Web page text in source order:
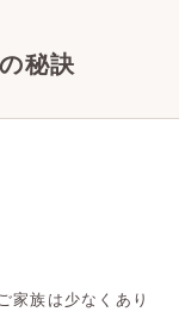
秘訣
家族は少なくあり